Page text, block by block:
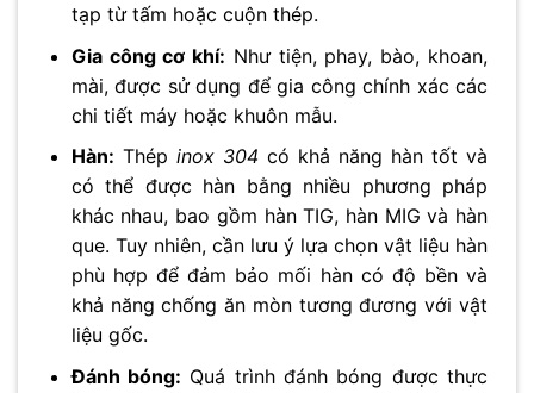
tạp từ tấm hoặc cuộn thép.
Gia công cơ khí: Như tiện, phay, bào, khoan,
mài, được sử dụng để gia công chính xác các
chi tiết máy hoặc khuôn mẫu.
Hàn: Thép inox 304có khả năng hàn tốt và
có thể được hàn bằng nhiều phương pháp
khác nhau, bao gồm hàn TIG, hàn MIG và hàn
que. Tuy nhiên, cần lưu ý lựa chọn vật liệu hàn
phù hợp để đảm bảo mối hàn có độ bền và
khả năng chống ăn mòn tương đương với vật
liệu gốc.
Đánh bóng: Quá trình đánh bóng được thực